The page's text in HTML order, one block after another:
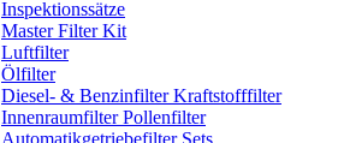
Inspektionssätze
Master Filter Kit
Luftfilter
Ölfilter
Diesel- & Benzinfilter Kraftstofffilter
Innenraumfilter Pollenfilter
Automatikgetriebefilter Sets